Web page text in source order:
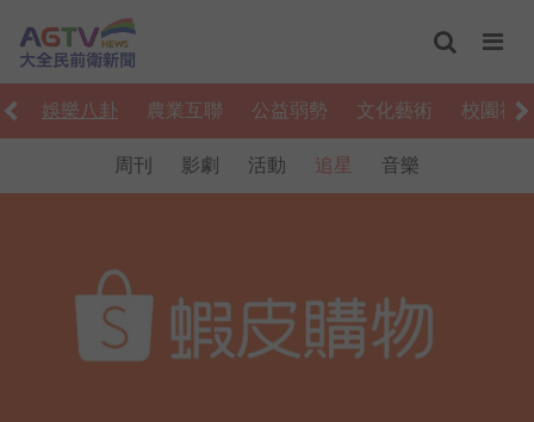
娛樂八卦 農業互聯 公益弱勢 文化藝術 校園社
周刊 影劇 活動 追星 音樂